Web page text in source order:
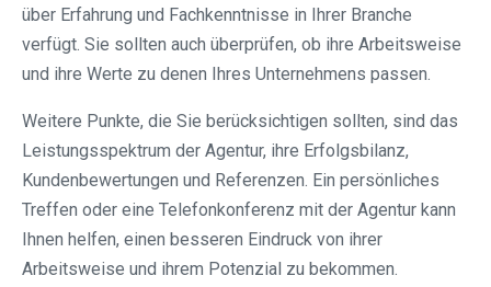
über Erfahrung und Fachkenntnisse in Ihrer Branche
verfügt. Sie sollten auch überprüfen, ob ihre Arbeitsweise
und ihre Werte zu denen Ihres Unternehmens passen.
Weitere Punkte, die Sie berücksichtigen sollten, sind das
Leistungsspektrum der Agentur, ihre Erfolgsbilanz,
Kundenbewertungen und Referenzen. Ein persönliches
Treffen oder eine Telefonkonferenz mit der Agentur kann
Ihnen helfen, einen besseren Eindruck von ihrer
Arbeitsweise und ihrem Potenzial zu bekommen.